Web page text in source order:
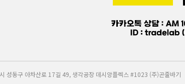
성동구 아차산로 17길 49, 생각공장 데시앙플렉스 #1023 (주)곤줄바기